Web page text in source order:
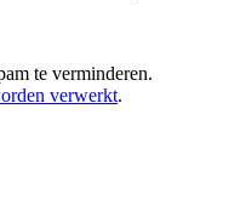
te verminderen.
verwerkt.